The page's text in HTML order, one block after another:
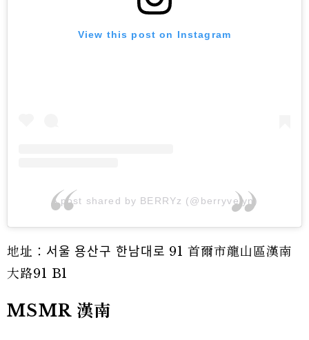
View this post on Instagram
A post shared by BERRYz (@berryvelyn)
地址：서울 용산구 한남대로 91 首爾市龍山區漢南
大路91 B1
MSMR 漢南